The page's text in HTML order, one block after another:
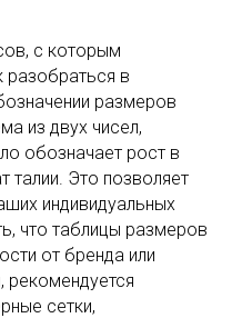
с которым
разобраться в
размеров
из двух чисел,
обозначает рост в
талии. Это позволяет
индивидуальных
что таблицы размеров
от бренда или
сетки,